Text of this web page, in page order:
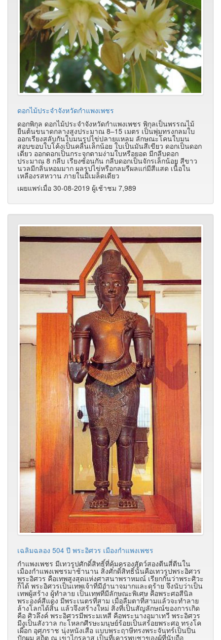
ดอกไม้ประจำจังหวัดกำแพงเพชร
ดอกพิกุล ดอกไม้ประจำจังหวัดกำแพงเพชร พิกุลเป็นพรรณไม้
ยืนต้นขนาดกลางสูงประมาณ 8–15 เมตร เป็นพุ่มทรงกลมใบ
ออกเรียงสลับกันใบมนรูปไข่ปลายแหลม ลักษณะโคนใบมน
สอบขอบใบโค้งเป็นคลื่นเล็กน้อย ใบเป็นมันสีเขียว ดอกเป็นดอก
เดี่ยว ออกดอกเป็นกระจุกตามง่ามใบหรือยอด มีกลีบดอก
ประมาณ 8 กลีบ เรียงซ้อนกัน กลีบดอกเป็นจักรเล็กน้อย สีขาว
นวลมีกลิ่นหอมมาก ผลรูปไข่หรือกลมรีผลแก่มีสีแสด เนื้อใน
เหลืองรสหวาน ภายในมีเมล็ดเดียว
เผยแพร่เมื่อ 30-08-2019 ผู้เช้าชม 7,989
เฉลิมฉลอง 504 ปี พระอิศวร เมืองกำแพงเพชร
กำแพงเพชร มีเทวรูปศักดิ์สิทธิ์ที่คุ้มครองสัตว์สองตีนสี่ตีนใน
เมืองกำแพงเพชรมาช้านาน สิ่งศักดิ์สิทธิ์นั้นคือเทวรูปพระอิศวร
พระอิศวร คือเทพสูงสุดแห่งศาสนาพราหมณ์ เรียกกันว่าพระศิวะ
ก็ได้ พระอิศวรเป็นเทพเจ้าที่มีอำนาจมากและดุร้าย จึงนับว่าเป็น
เทพผู้สร้าง ผู้ทำลาย เป็นเทพที่มีลักษณะพิเศษ คือพระศอสีนิล
พระองค์สีแดง มีพระเนตรที่สาม เมื่อลืมตาที่สามแล้วจะทำลาย
ล้างโลกได้สิ้น แล้วจึงสร้างใหม่ สิ่งที่เป็นสัญลักษณ์ของการเกิด
คือ ศิวลึงค์ พระอิศวรมีพระมเหสี คือพระนางอุมาเทวี พระอิศวร
มีงูเป็นสังวาล กะโหลกศีรษะมนุษย์ร้อยเป็นสร้อยพระศอ ทรงโค
เผือก อุศุภราช นุ่งหนังเสือ แบบพระฤาษีทรงพระจันทร์เป็นปิ่น
ปักผม สถิต ณ เขาไกรลาส เป็นที่เคารพบูชาของผู้ที่นับถือ